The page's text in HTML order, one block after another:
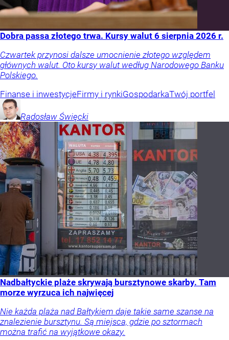
Dobra passa złotego trwa. Kursy walut 6 sierpnia 2026 r.
Czwartek przynosi dalsze umocnienie złotego względem
głównych walut. Oto kursy walut według Narodowego Banku
Polskiego.
Finanse i inwestycjeFirmy i rynkiGospodarkaTwój portfel
Radosław Święcki
Nadbałtyckie plaże skrywają bursztynowe skarby. Tam
morze wyrzuca ich najwięcej
Nie każda plaża nad Bałtykiem daje takie same szanse na
znalezienie bursztynu. Są miejsca, gdzie po sztormach
można trafić na wyjątkowe okazy.